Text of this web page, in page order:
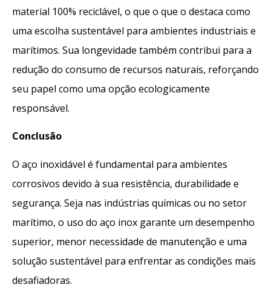
material 100% reciclável, o que o que o destaca como
uma escolha sustentável para ambientes industriais e
marítimos. Sua longevidade também contribui para a
redução do consumo de recursos naturais, reforçando
seu papel como uma opção ecologicamente
responsável.
Conclusão
O aço inoxidável é fundamental para ambientes
corrosivos devido à sua resistência, durabilidade e
segurança. Seja nas indústrias químicas ou no setor
marítimo, o uso do aço inox garante um desempenho
superior, menor necessidade de manutenção e uma
solução sustentável para enfrentar as condições mais
desafiadoras.